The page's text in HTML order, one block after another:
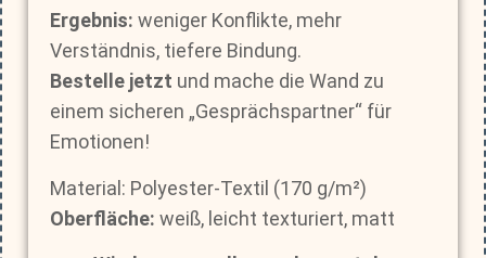
Ergebnis: weniger Konflikte, mehr
Verständnis, tiefere Bindung.
Bestelle jetzt und mache die Wand zu
einem sicheren „Gesprächspartner“ für
Emotionen!
Material: Polyester-Textil (170 g/m²)
Oberfläche: weiß, leicht texturiert, matt